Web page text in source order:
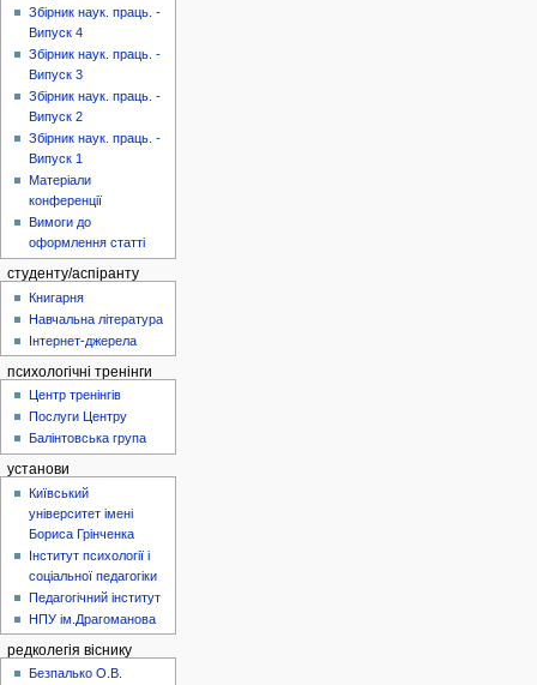
Збірник наук. праць. -
Випуск 4
Збірник наук. праць. -
Випуск 3
Збірник наук. праць. -
Випуск 2
Збірник наук. праць. -
Випуск 1
Матеріали
конференції
Вимоги до
оформлення статті
студенту/аспіранту
Книгарня
Навчальна література
Інтернет-джерела
психологічні тренінги
Центр тренінгів
Послуги Центру
Балінтовська група
установи
Київський
університет імені
Бориса Грінченка
Інститут психології і
соціальної педагогіки
Педагогічний інститут
НПУ ім.Драгоманова
редколегія віснику
Безпалько О.В.